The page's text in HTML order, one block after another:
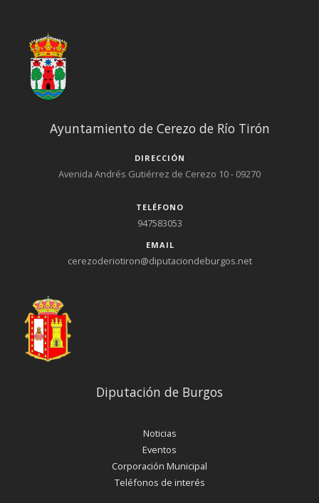
Ayuntamiento de Cerezo de Río Tirón
DIRECCIÓN
Avenida Andrés Gutiérrez de Cerezo 10 - 09270
TELÉFONO
947583053
EMAIL
cerezoderiotiron@diputaciondeburgos.net
Diputación de Burgos
Noticias
Eventos
Corporación Municipal
Teléfonos de interés